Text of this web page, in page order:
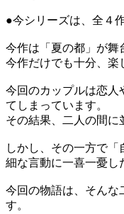
●今シリーズは、全４
今作は「夏の都」が舞
今作だけでも十分、楽
今回のカップルは恋人
てしまっています。
その結果、二人の間に
しかし、その一方で
細な言動に一喜一憂し
今回の物語は、そんな
す。